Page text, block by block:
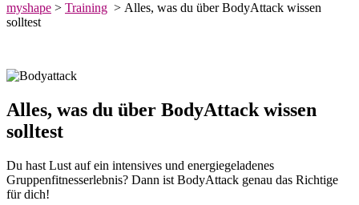
myshape > Training > Alles, was du über BodyAttack wissen
solltest
Alles, was du über BodyAttack wissen
solltest
Du hast Lust auf ein intensives und energiegeladenes
Gruppenfitnesserlebnis? Dann ist BodyAttack genau das Richtige
für dich!